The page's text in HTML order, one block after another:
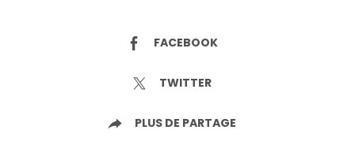
FACEBOOK
TWITTER
PLUS DE PARTAGE